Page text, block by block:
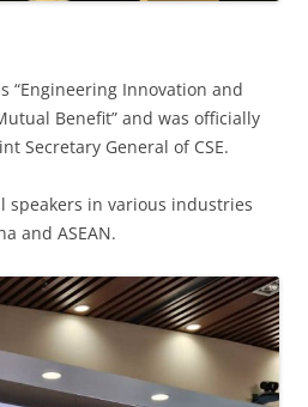
“Engineering Innovation and
Benefit” and was officially
Secretary General of CSE.
speakers in various industries
and ASEAN.